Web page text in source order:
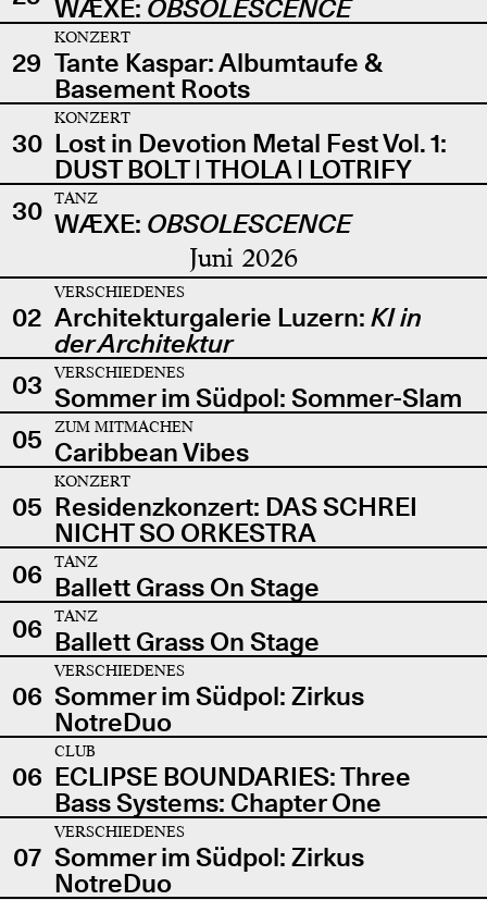
WÆXE: OBSOLESCENCE
29
KONZERT
Tante Kaspar: Albumtaufe &
Basement Roots
30
KONZERT
Lost in Devotion Metal Fest Vol. 1:
DUST BOLT | THOLA | LOTRIFY
30
TANZ
WÆXE: OBSOLESCENCE
Juni 2026
02
VERSCHIEDENES
Architekturgalerie Luzern: KI in
der Architektur
03
VERSCHIEDENES
Sommer im Südpol: Sommer-Slam
05
ZUM MITMACHEN
Caribbean Vibes
05
KONZERT
Residenzkonzert: DAS SCHREI
NICHT SO ORKESTRA
06
TANZ
Ballett Grass On Stage
06
TANZ
Ballett Grass On Stage
06
VERSCHIEDENES
Sommer im Südpol: Zirkus
NotreDuo
06
CLUB
ECLIPSE BOUNDARIES: Three
Bass Systems: Chapter One
07
VERSCHIEDENES
Sommer im Südpol: Zirkus
NotreDuo